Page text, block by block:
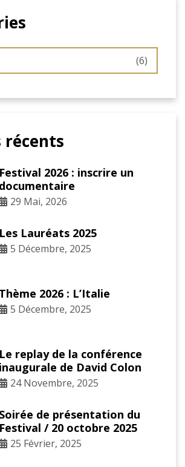
(6)
Festival 2026 : inscrire un
documentaire
29 Mai, 2026
Les Lauréats 2025
5 Décembre, 2025
Thème 2026 : L’Italie
5 Décembre, 2025
Le replay de la conférence
inaugurale de David Colon
24 Novembre, 2025
Soirée de présentation du
Festival / 20 octobre 2025
25 Février, 2025